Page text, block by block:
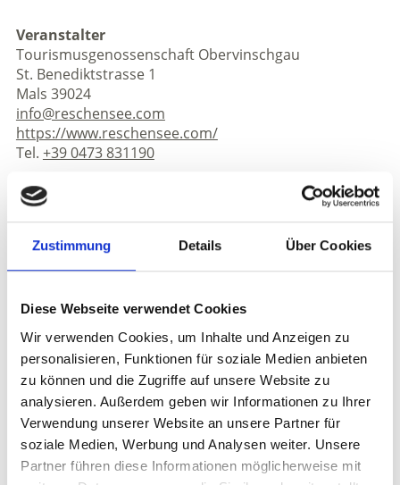
Zustimmung Details Über Cookies
Diese Webseite verwendet Cookies
Wir verwenden Cookies, um Inhalte und Anzeigen zu
personalisieren, Funktionen für soziale Medien anbieten
zu können und die Zugriffe auf unsere Website zu
analysieren. Außerdem geben wir Informationen zu Ihrer
Verwendung unserer Website an unsere Partner für
soziale Medien, Werbung und Analysen weiter. Unsere
Partner führen diese Informationen möglicherweise mit
Veranstalter
Tourismusgenossenschaft Obervinschgau
St. Benediktstrasse 1
Mals 39024
info@reschensee.com
https://www.reschensee.com/
Tel. +39 0473 831190
Nein
Weitere interessante Links